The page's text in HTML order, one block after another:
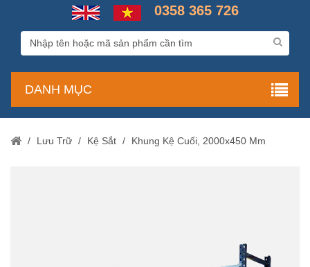
0358 365 726
DANH MỤC
/ Lưu Trữ / Kệ Sắt / Khung Kệ Cuối, 2000x450 Mm